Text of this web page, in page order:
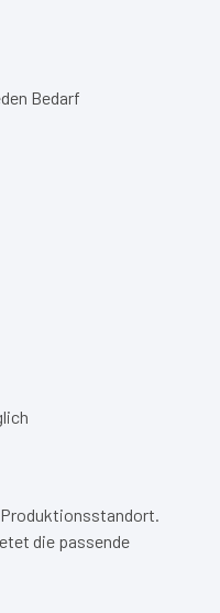
Bedarf
Produktionsstandort.
die passende